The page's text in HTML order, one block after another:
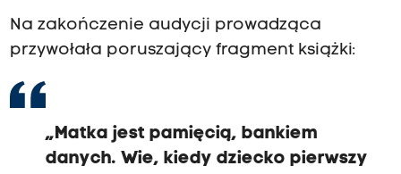
Na zakończenie audycji prowadząca
przywołała poruszający fragment książki:
„Matka jest pamięcią, bankiem
danych. Wie, kiedy dziecko pierwszy